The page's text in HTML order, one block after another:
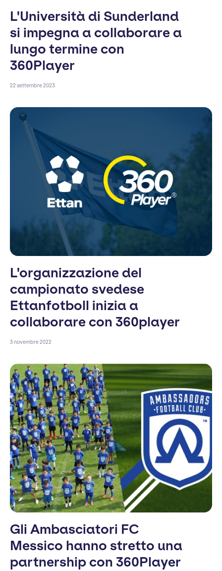
L'Università di Sunderland
si impegna a collaborare a
lungo termine con
360Player
22 settembre 2023
L'organizzazione del
campionato svedese
Ettanfotboll inizia a
collaborare con 360player
3 novembre 2022
Gli Ambasciatori FC
Messico hanno stretto una
partnership con 360Player